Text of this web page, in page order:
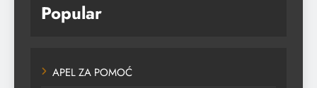
Popular
APEL ZA POMOĆ